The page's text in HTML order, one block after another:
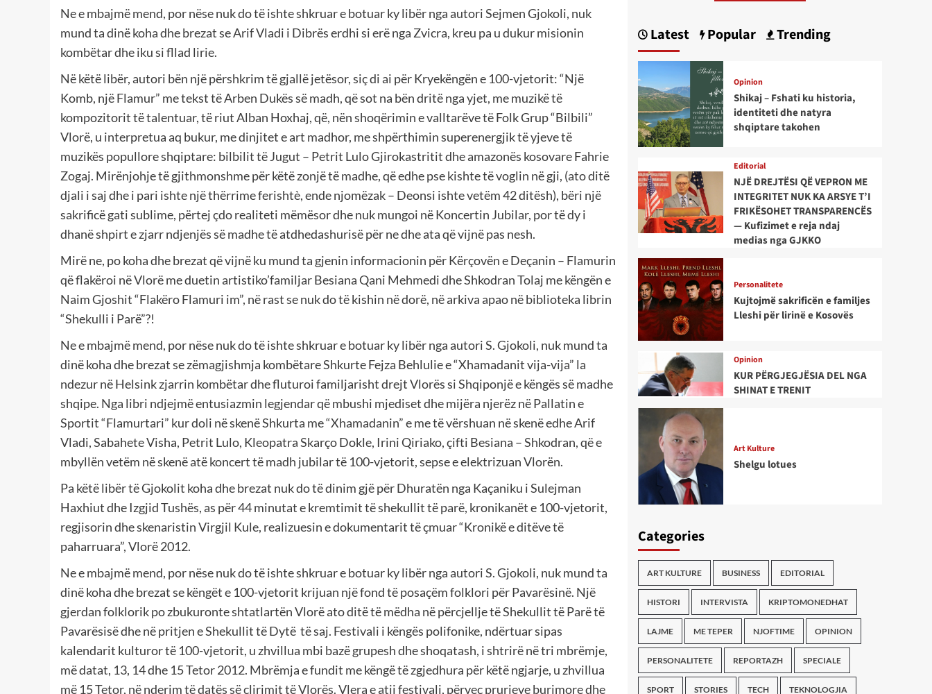
Ne e mbajmë mend, por nëse nuk do të ishte shkruar e botuar ky libër nga autori Sejmen Gjokoli, nuk
mund ta dinë koha dhe brezat se Arif Vladi i Dibrës erdhi si erë nga Zvicra, kreu pa u dukur misionin
kombëtar dhe iku si fllad lirie.
Në këtë libër, autori bën një përshkrim të gjallë jetësor, siç di ai për Kryekëngën e 100-vjetorit: “Një
Komb, një Flamur” me tekst të Arben Dukës së madh, që sot na bën dritë nga yjet, me muzikë të
kompozitorit të talentuar, të riut Alban Hoxhaj, që, nën shoqërimin e valltarëve të Folk Grup “Bilbili”
Vlorë, u interpretua aq bukur, me dinjitet e art madhor, me shpërthimin superenergjik të yjeve të
muzikës popullore shqiptare: bilbilit të Jugut – Petrit Lulo Gjirokastritit dhe amazonës kosovare Fahrie
Zogaj. Mirënjohje të gjithmonshme për këtë zonjë të madhe, që edhe pse kishte të voglin në gji, (ato ditë
djali i saj dhe i pari ishte një thërrime ferishtè, ende njomëzak – Deonsi ishte vetëm 42 ditësh), bëri një
sakrificë gati sublime, përtej çdo realiteti mëmësor dhe nuk mungoi në Koncertin Jubilar, por të dy i
dhanë shpirt e zjarr ndjenjës së madhe të atdhedashurisë për ne dhe ata që vijnë pas nesh.
Mirë ne, po koha dhe brezat që vijnë ku mund ta gjenin informacionin për Kërçovën e Deçanin – Flamurin
që flakëroi në Vlorë me duetin artistiko’familjar Besiana Qani Mehmedi dhe Shkodran Tolaj me këngën e
Naim Gjoshit “Flakëro Flamuri im”, në rast se nuk do të kishin në dorë, në arkiva apao në biblioteka librin
“Shekulli i Parë”?!
Ne e mbajmë mend, por nëse nuk do të ishte shkruar e botuar ky libër nga autori S. Gjokoli, nuk mund ta
dinë koha dhe brezat se zëmagjishmja kombëtare Shkurte Fejza Behlulie e “Xhamadanit vija-vija” la
ndezur në Helsink zjarrin kombëtar dhe fluturoi familjarisht drejt Vlorës si Shqiponjë e këngës së madhe
shqipe. Nga libri ndjejmë entusiazmin legjendar që mbushi mjediset dhe mijëra njerëz në Pallatin e
Sportit “Flamurtari” kur doli në skenë Shkurta me “Xhamadanin” e me të vërshuan në skenë edhe Arif
Vladi, Sabahete Visha, Petrit Lulo, Kleopatra Skarço Dokle, Irini Qiriako, çifti Besiana – Shkodran, që e
mbyllën vetëm në skenë atë koncert të madh jubilar të 100-vjetorit, sepse e elektrizuan Vlorën.
Pa këtë libër të Gjokolit koha dhe brezat nuk do të dinim gjë për Dhuratën nga Kaçaniku i Sulejman
Haxhiut dhe Izgjid Tushës, as për 44 minutat e kremtimit të shekullit të parë, kronikanët e 100-vjetorit,
regjisorin dhe skenaristin Virgjil Kule, realizuesin e dokumentarit të çmuar “Kronikë e ditëve të
paharruara”, Vlorë 2012.
Ne e mbajmë mend, por nëse nuk do të ishte shkruar e botuar ky libër nga autori S. Gjokoli, nuk mund ta
dinë koha dhe brezat se këngët e 100-vjetorit krijuan një fond të posaçëm folklori për Pavarësinë. Një
gjerdan folklorik po zbukuronte shtatlartën Vlorë ato ditë të mëdha në përcjellje të Shekullit të Parë të
Pavarësisë dhe në pritjen e Shekullit të Dytë të saj. Festivali i këngës polifonike, ndërtuar sipas
kalendarit kulturor të 100-vjetorit, u zhvillua mbi bazë grupesh dhe shoqatash, i shtrirë në tri mbrëmje,
më datat, 13, 14 dhe 15 Tetor 2012. Mbrëmja e fundit me këngë të zgjedhura për këtë ngjarje, u zhvillua
më 15 Tetor, në nderim të datës së çlirimit të Vlorës. Vlera e atij festivali, përveç prurjeve burimore dhe
Latest Popular Trending
Opinion
Shikaj – Fshati ku historia,
identiteti dhe natyra
shqiptare takohen
Editorial
NJË DREJTËSI QË VEPRON ME
INTEGRITET NUK KA ARSYE T’I
FRIKËSOHET TRANSPARENCËS
— Kufizimet e reja ndaj
medias nga GJKKO
Personalitete
Kujtojmë sakrificën e familjes
Lleshi për lirinë e Kosovës
Opinion
KUR PËRGJEGJËSIA DEL NGA
SHINAT E TRENIT
Art Kulture
Shelgu lotues
Categories
ART KULTURE BUSINESS EDITORIAL
HISTORI INTERVISTA KRIPTOMONEDHAT
LAJME ME TEPER NJOFTIME OPINION
PERSONALITETE REPORTAZH SPECIALE
SPORT STORIES TECH TEKNOLOGJIA